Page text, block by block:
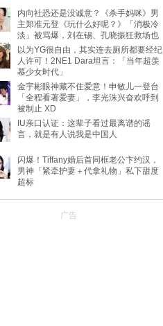
内向社恐还是没诚意？《杀手妈咪》男
主郑准元登《玩什么好呢？》「消极冷
淡」被骂爆，刘在锡、孔晓振狂救场也
动
以为YG很自由，其实连去厕所都要经纪
人许可！2NE1 Dara坦言：「当年超羡
慕少女时代」
金宇彬眼神藏不住爱意！申敏儿一登台
「全程看著爱妻」，李光洙兴奋欢呼到
被制止 XD
IU亲口认证：这辈子看过最离谱的谣
言，就是有人说我是中国人
闪爆！Tiffany婚后首同框老公卞约汉，
男神「紧牵护妻＋代拿礼物」私下甜度
超标
广告